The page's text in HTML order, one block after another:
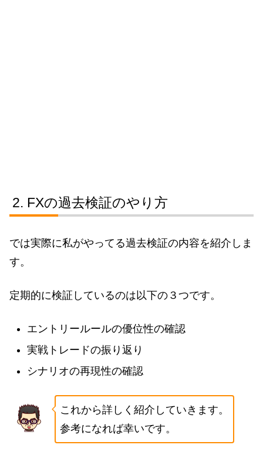
FXの過去検証のやり方
では実際に私がやってる過去検証の内容を紹介しま
す。
定期的に検証しているのは以下の３つです。
エントリールールの優位性の確認
実戦トレードの振り返り
シナリオの再現性の確認
これから詳しく紹介していきます。
参考になれば幸いです。